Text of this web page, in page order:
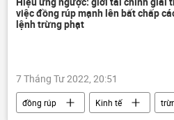
việc đồng rúp mạnh lên bất chấp
lệnh trừng phạt
7 Tháng Tư 2022, 20:51
đồng rúp Kinh tế